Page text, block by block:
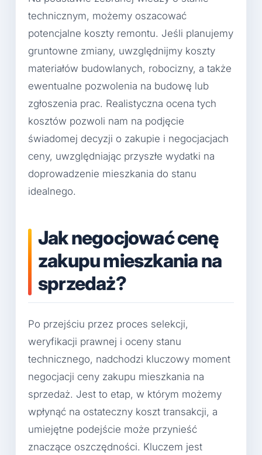
technicznym, możemy oszacować
potencjalne koszty remontu. Jeśli planujemy
gruntowne zmiany, uwzględnijmy koszty
materiałów budowlanych, robocizny, a także
ewentualne pozwolenia na budowę lub
zgłoszenia prac. Realistyczna ocena tych
kosztów pozwoli nam na podjęcie
świadomej decyzji o zakupie i negocjacjach
ceny, uwzględniając przyszłe wydatki na
doprowadzenie mieszkania do stanu
idealnego.
Jak negocjować cenę
zakupu mieszkania na
sprzedaż?
Po przejściu przez proces selekcji,
weryfikacji prawnej i oceny stanu
technicznego, nadchodzi kluczowy moment
negocjacji ceny zakupu mieszkania na
sprzedaż. Jest to etap, w którym możemy
wpłynąć na ostateczny koszt transakcji, a
umiejętne podejście może przynieść
znaczące oszczędności. Kluczem jest